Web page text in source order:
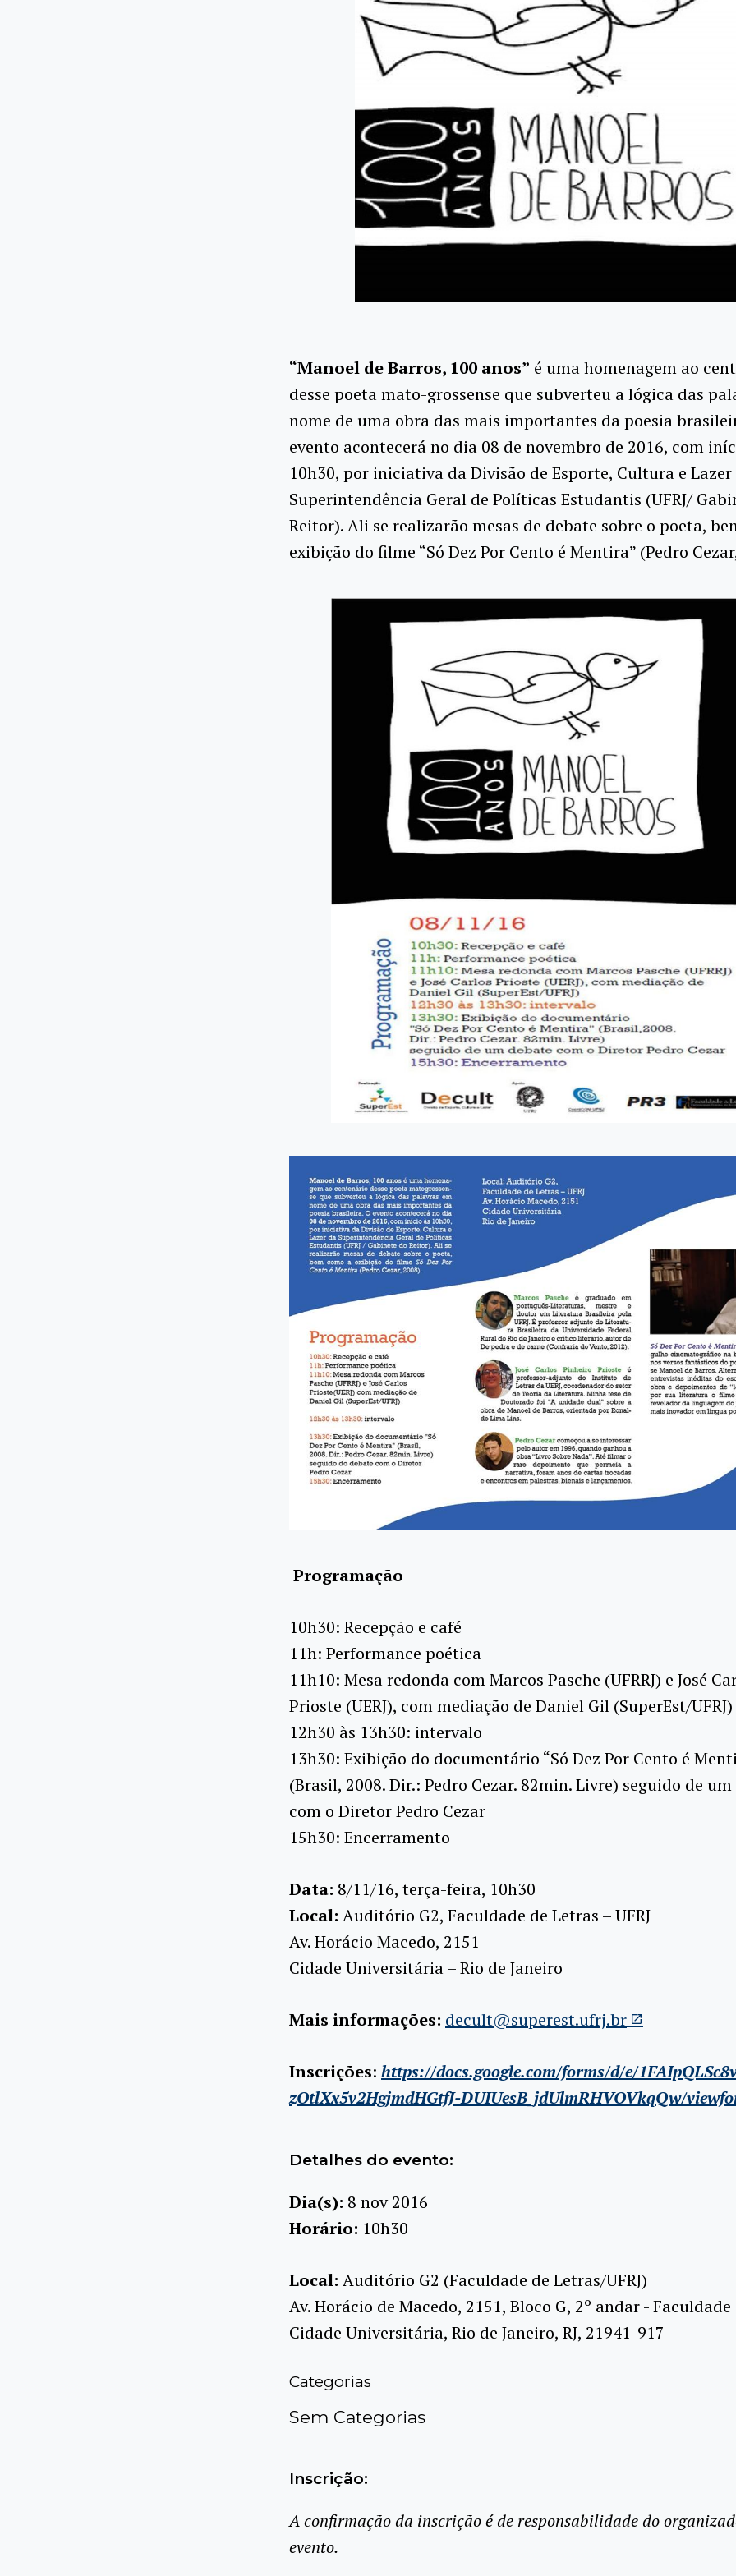
“Manoel de Barros, 100 anos” é uma homenagem ao
desse poeta mato-grossense que subverteu a lógica das
nome de uma obra das mais importantes da poesia
evento acontecerá no dia 08 de novembro de 2016, com
10h30, por iniciativa da Divisão de Esporte, Cultura e Lazer
Superintendência Geral de Políticas Estudantis (UFRJ/
Reitor). Ali se realizarão mesas de debate sobre o poeta,
exibição do filme “Só Dez Por Cento é Mentira” (Pedro
Programação
10h30: Recepção e café
11h: Performance poética
11h10: Mesa redonda com Marcos Pasche (UFRRJ) e José
Prioste (UERJ), com mediação de Daniel Gil (SuperEst/UFRJ)
12h30 às 13h30: intervalo
13h30: Exibição do documentário “Só Dez Por Cento é
(Brasil, 2008. Dir.: Pedro Cezar. 82min. Livre) seguido de
com o Diretor Pedro Cezar
15h30: Encerramento
Data: 8/11/16, terça-feira, 10h30
Local: Auditório G2, Faculdade de Letras – UFRJ
Av. Horácio Macedo, 2151
Cidade Universitária – Rio de Janeiro
Mais informações: decult@superest.ufrj.br
Inscrições: https://docs.google.com/forms/d/e/
zOtlXx5v2HgjmdHGtfJ-DUIUesB_jdUlmRHVOVkqQw/
Detalhes do evento:
Dia(s): 8 nov 2016
Horário: 10h30
Local: Auditório G2 (Faculdade de Letras/UFRJ)
Av. Horácio de Macedo, 2151, Bloco G, 2º andar -
Cidade Universitária, Rio de Janeiro, RJ, 21941-917
Categorias
Sem Categorias
Inscrição:
A confirmação da inscrição é de responsabilidade do
evento.